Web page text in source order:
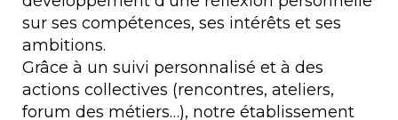
sur ses compétences, ses intérêts et ses
ambitions.
Grâce à un suivi personnalisé et à des
actions collectives (rencontres, ateliers,
forum des métiers…), notre établissement